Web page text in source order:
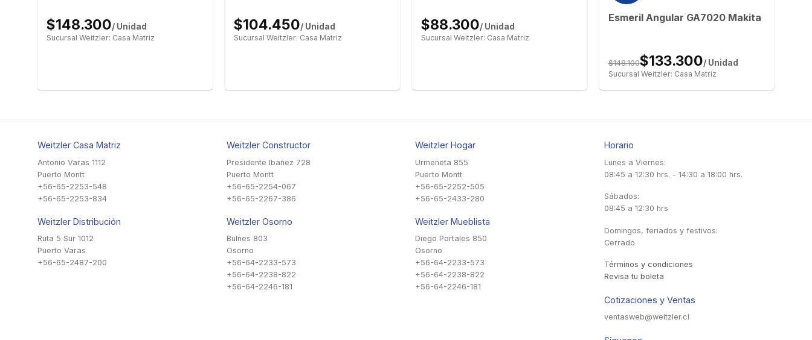
$148.300/ Unidad
Sucursal Weitzler: Casa Matriz
$104.450/ Unidad
Sucursal Weitzler: Casa Matriz
$88.300/ Unidad
Sucursal Weitzler: Casa Matriz
Esmeril Angular GA7020 Makita
$148.100$133.300/ Unidad
Sucursal Weitzler: Casa Matriz
Weitzler Casa Matriz
Antonio Varas 1112
Puerto Montt
+56-65-2253-548
+56-65-2253-834
Weitzler Distribución
Ruta 5 Sur 1012
Puerto Varas
+56-65-2487-200
Weitzler Constructor
Presidente Ibañez 728
Puerto Montt
+56-65-2254-067
+56-65-2267-386
Weitzler Osorno
Bulnes 803
Osorno
+56-64-2233-573
+56-64-2238-822
+56-64-2246-181
Weitzler Hogar
Urmeneta 855
Puerto Montt
+56-65-2252-505
+56-65-2433-280
Weitzler Mueblista
Diego Portales 850
Osorno
+56-64-2233-573
+56-64-2238-822
+56-64-2246-181
Horario
Lunes a Viernes:
08:45 a 12:30 hrs. - 14:30 a 18:00 hrs.
Sábados:
08:45 a 12:30 hrs
Domingos, feriados y festivos:
Cerrado
Términos y condiciones
Revisa tu boleta
Cotizaciones y Ventas
ventasweb@weitzler.cl